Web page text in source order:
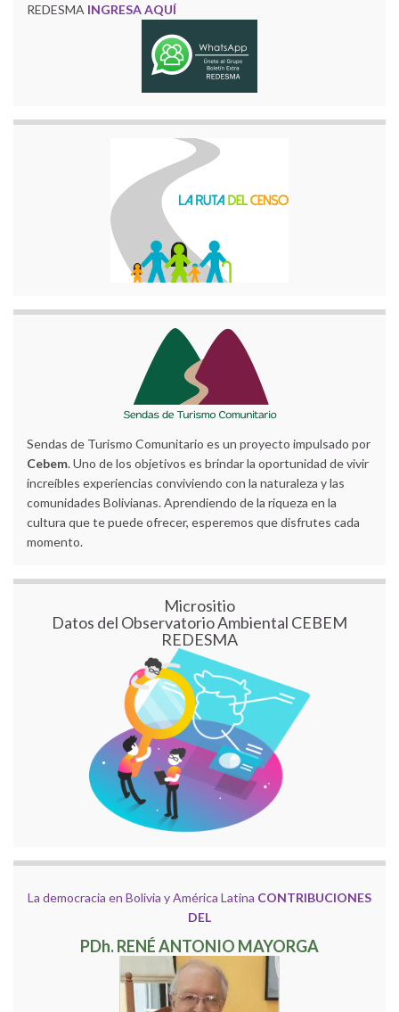
REDESMA INGRESA AQUÍ
Sendas de Turismo Comunitario es un proyecto impulsado por
Cebem. Uno de los objetivos es brindar la oportunidad de vivir
increíbles experiencias conviviendo con la naturaleza y las
comunidades Bolivianas. Aprendiendo de la riqueza en la
cultura que te puede ofrecer, esperemos que disfrutes cada
momento.
Micrositio
Datos del Observatorio Ambiental CEBEM
REDESMA
La democracia en Bolivia y América Latina CONTRIBUCIONES
DEL
PDh. RENÉ ANTONIO MAYORGA